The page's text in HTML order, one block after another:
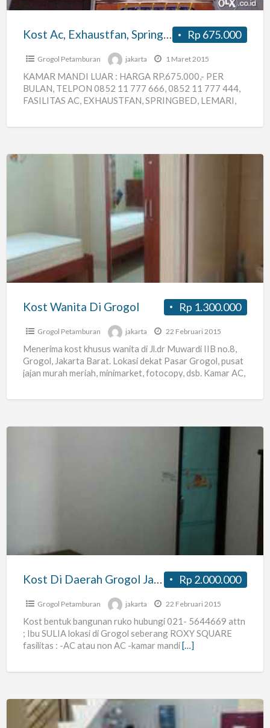
Tv
Rp 675.000
Kost Ac, Exhaustfan, Springbed, Lemari, Rak Tv
Grogol Petamburan jakarta 1 Maret 2015
KAMAR MANDI LUAR : HARGA RP.675.000,- PER
BULAN, TELPON 0852 11 777 666, 0852 11 777 444,
FASILITAS AC, EXHAUSTFAN, SPRINGBED, LEMARI,
Grogol
Rp 1.300.000
Kost Wanita Di Grogol
Grogol Petamburan jakarta 22 Februari 2015
Menerima kost khusus wanita di Jl.dr Muwardi IIB no.8,
Grogol, Jakarta Barat. Lokasi dekat Pasar Grogol, pusat
jajan murah meriah, minimarket, fotocopy, dsb. Kamar AC,
Rp 2.000.000
Kost Di Daerah Grogol Jakarta
Grogol Petamburan jakarta 22 Februari 2015
Kost bentuk bangunan ruko hubungi 021- 5644669 attn
; Ibu SULIA lokasi di Grogol seberang ROXY SQUARE
fasilitas : -AC atau non AC -kamar mandi[…]